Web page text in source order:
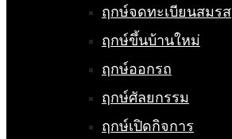
ฤกษ์จดทะเบียนสมรส
ฤกษ์ขึ้นบ้านใหม่
ฤกษ์ออกรถ
ฤกษ์ศัลยกรรม
ฤกษ์เปิดกิจการ